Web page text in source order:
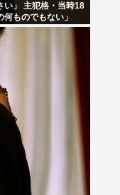
い」 主犯格・当時18
ものでもない」